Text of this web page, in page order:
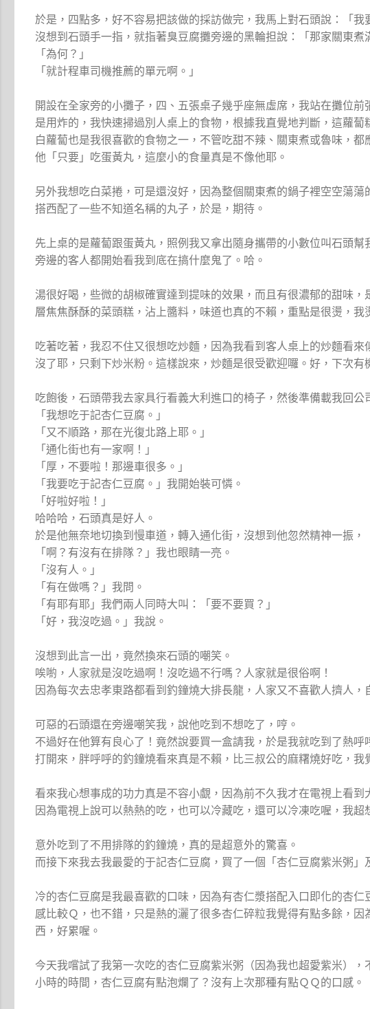
於是，四點多，好不容易把該做的採訪做完，我馬上對石頭說：「我
沒想到石頭手一指，就指著臭豆腐攤旁邊的黑輪担說：「那家關東煮
「為何？」
「就計程車司機推薦的單元啊。」
開設在全家旁的小攤子，四、五張桌子幾乎座無虛席，我站在攤位
是用炸的，我快速掃過別人桌上的食物，根據我直覺地判斷，這蘿蔔
白蘿蔔也是我很喜歡的食物之一，不管吃甜不辣、關東煮或魯味，
他「只要」吃蛋黃丸，這麼小的食量真是不像他耶。
另外我想吃白菜捲，可是還沒好，因為整個關東煮的鍋子裡空空蕩
搭西配了一些不知道名稱的丸子，於是，期待。
先上桌的是蘿蔔跟蛋黃丸，照例我又拿出隨身攜帶的小數位叫石頭
旁邊的客人都開始看我到底在搞什麼鬼了。哈。
湯很好喝，些微的胡椒確實達到提味的效果，而且有很濃郁的甜味
層焦焦酥酥的菜頭糕，沾上醬料，味道也真的不賴，重點是很燙，我
吃著吃著，我忍不住又很想吃炒麵，因為我看到客人桌上的炒麵看
沒了耶，只剩下炒米粉。這樣說來，炒麵是很受歡迎囉。好，下次
吃飽後，石頭帶我去家具行看義大利進口的椅子，然後準備載我回
「我想吃于記杏仁豆腐。」
「又不順路，那在光復北路上耶。」
「通化街也有一家啊！」
「厚，不要啦！那邊車很多。」
「我要吃于記杏仁豆腐。」我開始裝可憐。
「好啦好啦！」
哈哈哈，石頭真是好人。
於是他無奈地切換到慢車道，轉入通化街，沒想到他忽然精神一振，
「啊？有沒有在排隊？」我也眼睛一亮。
「沒有人。」
「有在做嗎？」我問。
「有耶有耶」我們兩人同時大叫：「要不要買？」
「好，我沒吃過。」我說。
沒想到此言一出，竟然換來石頭的嘲笑。
唉喲，人家就是沒吃過啊！沒吃過不行嗎？人家就是很俗啊！
因為每次去忠孝東路都看到釣鐘燒大排長龍，人家又不喜歡人擠人，
可惡的石頭還在旁邊嘲笑我，說他吃到不想吃了，哼。
不過好在他算有良心了！竟然說要買一盒請我，於是我就吃到了熱呼
打開來，胖呼呼的釣鐘燒看來真是不賴，比三叔公的麻糬燒好吃，我
看來我心想事成的功力真是不容小覷，因為前不久我才在電視上看
因為電視上說可以熱熱的吃，也可以冷藏吃，還可以冷凍吃喔，我超
意外吃到了不用排隊的釣鐘燒，真的是超意外的驚喜。
而接下來我去我最愛的于記杏仁豆腐，買了一個「杏仁豆腐紫米粥」
冷的杏仁豆腐是我最喜歡的口味，因為有杏仁漿搭配入口即化的杏
感比較Ｑ，也不錯，只是熱的灑了很多杏仁碎粒我覺得有點多餘，
西，好累喔。
今天我嚐試了我第一次吃的杏仁豆腐紫米粥（因為我也超愛紫米）
小時的時間，杏仁豆腐有點泡爛了？沒有上次那種有點ＱＱ的口感。